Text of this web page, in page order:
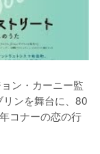
ン・カーニー監
ンを舞台に、80
コナーの恋の行